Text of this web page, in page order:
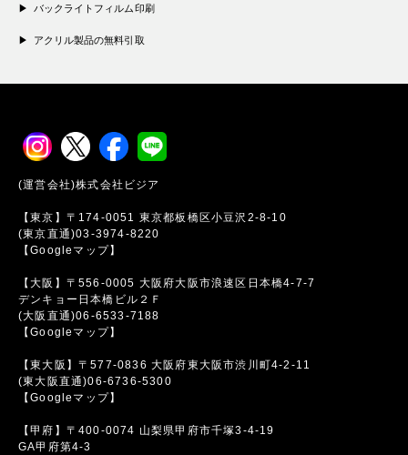
バックライトフィルム印刷
アクリル製品の無料引取
(運営会社)株式会社ビジア
【東京】〒174-0051 東京都板橋区小豆沢2-8-10
(東京直通)03-3974-8220
【Googleマップ】
【大阪】〒556-0005 大阪府大阪市浪速区日本橋4-7-7
デンキョー日本橋ビル２Ｆ
(大阪直通)06-6533-7188
【Googleマップ】
【東大阪】〒577-0836 大阪府東大阪市渋川町4-2-11
(東大阪直通)06-6736-5300
【Googleマップ】
【甲府】〒400-0074 山梨県甲府市千塚3-4-19
GA甲府第4-3